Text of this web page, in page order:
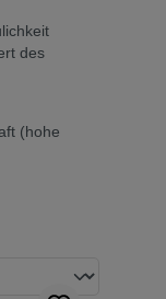
des
(hohe